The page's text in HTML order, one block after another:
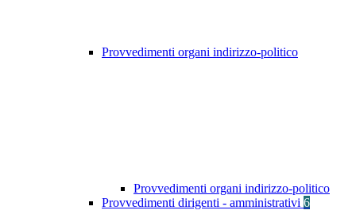
Provvedimenti organi indirizzo-politico
Provvedimenti organi indirizzo-politico
Provvedimenti dirigenti - amministrativi 6